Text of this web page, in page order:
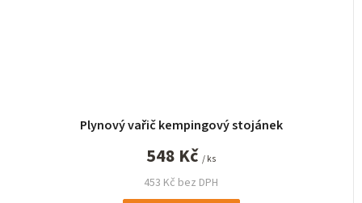
Plynový vařič kempingový stojánek
453 Kč bez DPH
548 Kč / ks